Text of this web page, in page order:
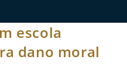
escola
dano moral